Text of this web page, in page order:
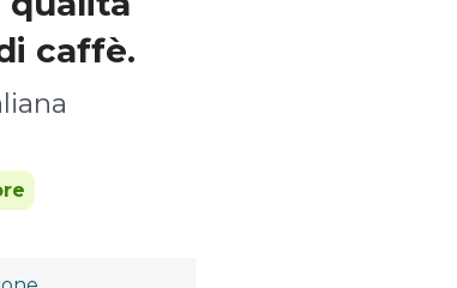
caffè.